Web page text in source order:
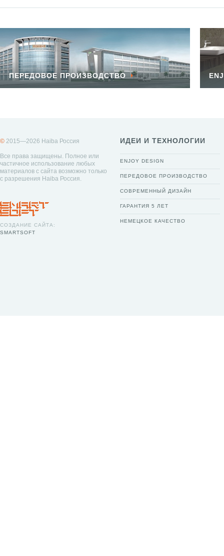
ПЕРЕДОВОЕ ПРОИЗВОДСТВО
© 2015—2026 Haiba Россия
Все права защищены. Полное или
частичное использование любых
материалов с сайта возможно только
с разрешения Haiba Россия.
СОЗДАНИЕ САЙТА:
SMARTSOFT
ИДЕИ И ТЕХНОЛОГИИ
ENJOY DESIGN
ПЕРЕДОВОЕ ПРОИЗВОДСТВО
СОВРЕМЕННЫЙ ДИЗАЙН
ГАРАНТИЯ 5 ЛЕТ
НЕМЕЦКОЕ КАЧЕСТВО